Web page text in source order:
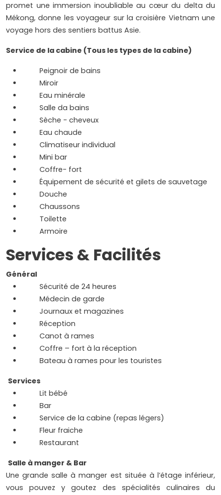
promet une immersion inoubliable au cœur du delta du
Mékong, donne les voyageur sur la croisière Vietnam une
voyage hors des sentiers battus Asie.
Service de la cabine (Tous les types de la cabine)
Peignoir de bains
Miroir
Eau minérale
Salle da bains
Sèche - cheveux
Eau chaude
Climatiseur individual
Mini bar
Coffre- fort
Équipement de sécurité et gilets de sauvetage
Douche
Chaussons
Toilette
Armoire
Services & Facilités
Général
Sécurité de 24 heures
Médecin de garde
Journaux et magazines
Réception
Canot à rames
Coffre – fort à la réception
Bateau à rames pour les touristes
Services
Lit bébé
Bar
Service de la cabine (repas légers)
Fleur fraiche
Restaurant
Salle à manger & Bar
Une grande salle à manger est située à l’étage inférieur,
vous pouvez y goutez des spécialités culinaires du